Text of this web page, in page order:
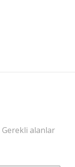
Gerekli alanlar